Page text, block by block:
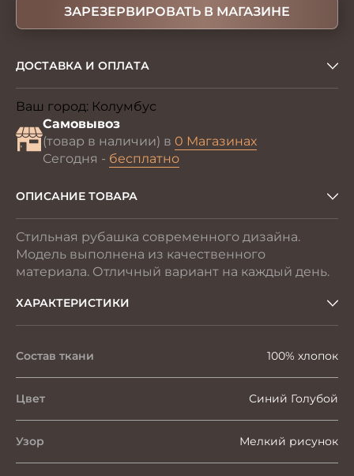
ЗАРЕЗЕРВИРОВАТЬ В МАГАЗИНЕ
ДОСТАВКА И ОПЛАТА
Ваш город: Колумбус
Самовывоз
(товар в наличии) в 0 Магазинах
Сегодня - бесплатно
ОПИСАНИЕ ТОВАРА
Стильная рубашка современного дизайна.
Модель выполнена из качественного
материала. Отличный вариант на каждый день.
ХАРАКТЕРИСТИКИ
Состав ткани 100% хлопок
Цвет Синий Голубой
Узор Мелкий рисунок